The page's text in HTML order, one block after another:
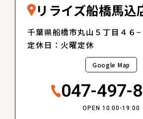
リライズ船橋馬込
千葉県船橋市丸山５丁目４６−
定休日：火曜定休
Google Map
047-497-
OPEN 10:00-19:00